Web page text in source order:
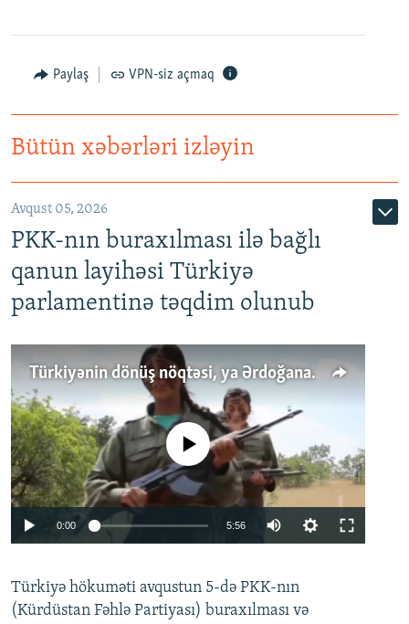
Paylaş VPN-siz açmaq
Bütün xəbərləri izləyin
Avqust 05, 2026
PKK-nın buraxılması ilə bağlı
qanun layihəsi Türkiyə
parlamentinə təqdim olunub
Türkiyənin dönüş nöqtəsi, ya Ərdoğana üçüncü şans: PKK ilə qəfil barışıq nə deməkdir?
Auto 240p 360p 480p
No media source currently available
0:00 5:56
360p
480p
Türkiyə hökuməti avqustun 5-də PKK-nın
(Kürdüstan Fəhlə Partiyası) buraxılması və